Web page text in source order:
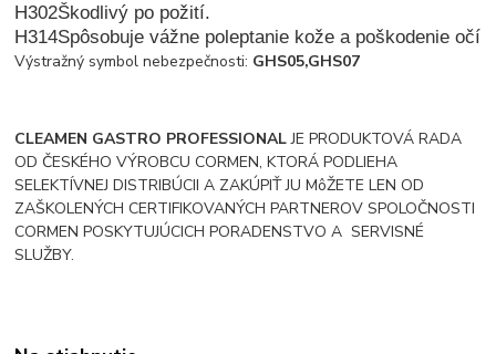
H302Škodlivý po požití.
H314Spôsobuje vážne poleptanie kože a poškodenie očí
Výstražný symbol nebezpečnosti: GHS05,GHS07
CLEAMEN GASTRO PROFESSIONALJE PRODUKTOVÁ RADA
OD ČESKÉHO VÝROBCU CORMEN, KTORÁ PODLIEHA
SELEKTÍVNEJ DISTRIBÚCII A ZAKÚPIŤ JU MôŽETE LEN OD
ZAŠKOLENÝCH CERTIFIKOVANÝCH PARTNEROV SPOLOČNOSTI
CORMEN POSKYTUJÚCICH PORADENSTVO A SERVISNÉ
SLUŽBY.